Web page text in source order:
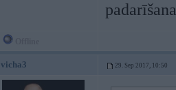
vicha3 29. Sep 2017, 10:50